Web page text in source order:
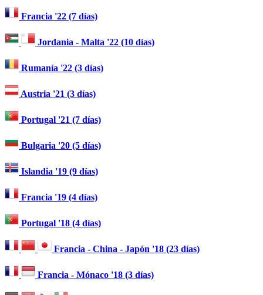
Francia '22 (7 días)
Jordania - Malta '22 (10 días)
Rumanía '22 (3 días)
Austria '21 (3 días)
Portugal '21 (7 días)
Bulgaria '20 (5 días)
Islandia '19 (9 días)
Francia '19 (4 días)
Portugal '18 (4 días)
Francia - China - Japón '18 (23 días)
Francia - Mónaco '18 (3 días)